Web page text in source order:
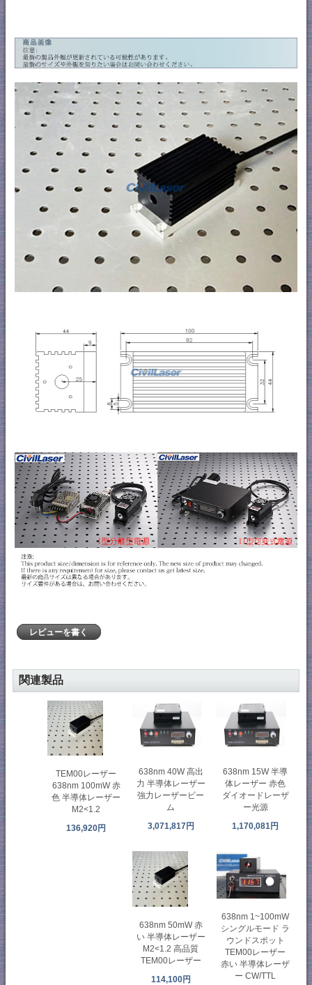
レビューを書く
関連製品
TEM00レーザー
638nm 100mW 赤
色 半導体レーザー
M2<1.2
136,920円
638nm 40W 高出
力 半導体レーザー
強力レーザービー
ム
3,071,817円
638nm 15W 半導
体レーザー 赤色
ダイオードレーザ
ー光源
1,170,081円
638nm 50mW 赤
い 半導体レーザー
M2<1.2 高品質
TEM00レーザー
114,100円
638nm 1~100mW
シングルモード ラ
ウンドスポット
TEM00レーザー
赤い 半導体レーザ
ー CW/TTL